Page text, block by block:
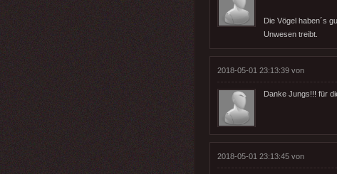
Die Vögel haben´s
Unwesen treibt.
2018-05-01 23:13:39 von
Danke Jungs!!! für
2018-05-01 23:13:45 von